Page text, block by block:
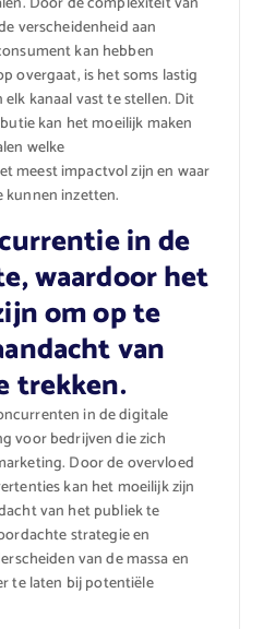
verscheidenheid aan
kan hebben
overgaat, is het soms lastig
kanaal vast te stellen. Dit
kan het moeilijk maken
welke
meest impactvol zijn en waar
kunnen inzetten.
in de
waardoor het
om op te
van
trekken.
in de digitale
voor bedrijven die zich
Door de overvloed
kan het moeilijk zijn
van het publiek te
strategie en
van de massa en
te laten bij potentiële